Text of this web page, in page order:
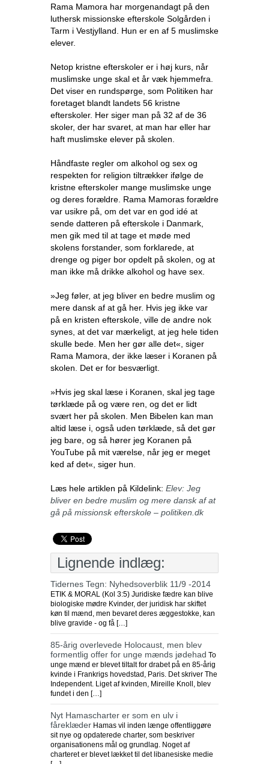
Rama Mamora har morgenandagt på den
luthersk missionske efterskole Solgården i
Tarm i Vestjylland. Hun er en af 5 muslimske
elever.
Netop kristne efterskoler er i høj kurs, når
muslimske unge skal et år væk hjemmefra.
Det viser en rundspørge, som Politiken har
foretaget blandt landets 56 kristne
efterskoler. Her siger man på 32 af de 36
skoler, der har svaret, at man har eller har
haft muslimske elever på skolen.
Håndfaste regler om alkohol og sex og
respekten for religion tiltrækker ifølge de
kristne efterskoler mange muslimske unge
og deres forældre. Rama Mamoras forældre
var usikre på, om det var en god idé at
sende datteren på efterskole i Danmark,
men gik med til at tage et møde med
skolens forstander, som forklarede, at
drenge og piger bor opdelt på skolen, og at
man ikke må drikke alkohol og have sex.
»Jeg føler, at jeg bliver en bedre muslim og
mere dansk af at gå her. Hvis jeg ikke var
på en kristen efterskole, ville de andre nok
synes, at det var mærkeligt, at jeg hele tiden
skulle bede. Men her gør alle det«, siger
Rama Mamora, der ikke læser i Koranen på
skolen. Det er for besværligt.
»Hvis jeg skal læse i Koranen, skal jeg tage
tørklæde på og være ren, og det er lidt
svært her på skolen. Men Bibelen kan man
altid læse i, også uden tørklæde, så det gør
jeg bare, og så hører jeg Koranen på
YouTube på mit værelse, når jeg er meget
ked af det«, siger hun.
Læs hele artiklen på Kildelink: Elev: Jeg
bliver en bedre muslim og mere dansk af at
gå på missionsk efterskole – politiken.dk
Lignende indlæg:
Tidernes Tegn: Nyhedsoverblik 11/9 -2014
ETIK & MORAL (Kol 3:5) Juridiske fædre kan blive
biologiske mødre Kvinder, der juridisk har skiftet
køn til mænd, men bevaret deres æggestokke, kan
blive gravide - og få […]
85-årig overlevede Holocaust, men blev
formentlig offer for unge mænds jødehad To
unge mænd er blevet tiltalt for drabet på en 85-årig
kvinde i Frankrigs hovedstad, Paris. Det skriver The
Independent. Liget af kvinden, Mireille Knoll, blev
fundet i den […]
Nyt Hamascharter er som en ulv i
fåreklæder Hamas vil inden længe offentliggøre
sit nye og opdaterede charter, som beskriver
organisationens mål og grundlag. Noget af
charteret er blevet lækket til det libanesiske medie